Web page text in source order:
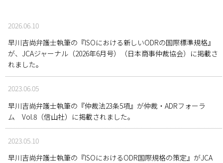
2026.06.10
早川吉尚弁護士執筆の『ISOにおける新しいODRの国際標準規格』
が、JCAジャーナル（2026年6月号）（日本商事仲裁協会）に掲載さ
れました。
2023.06.05
早川吉尚弁護士執筆の『仲裁法23条5項』が仲裁・ADRフォーラ
ム Vol.8（信山社）に掲載されました。
2023.05.10
早川吉尚弁護士執筆の『ISOにおけるODR国際規格の策定』がJCA